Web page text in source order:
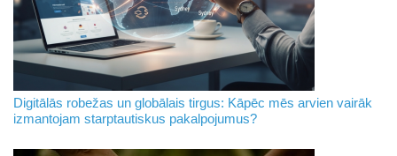
Digitālās robežas un globālais tirgus: Kāpēc mēs arvien vairāk
izmantojam starptautiskus pakalpojumus?